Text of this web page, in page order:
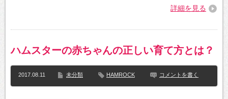
詳細を見る
ハムスターの赤ちゃんの正しい育て方とは？
2017.08.11 未分類 HAMROCK コメントを書く